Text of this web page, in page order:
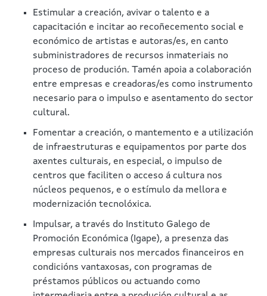
Estimular a creación, avivar o talento e a
capacitación e incitar ao recoñecemento social e
económico de artistas e autoras/es, en canto
subministradores de recursos inmateriais no
proceso de produción. Tamén apoia a colaboración
entre empresas e creadoras/es como instrumento
necesario para o impulso e asentamento do sector
cultural.
Fomentar a creación, o mantemento e a utilización
de infraestruturas e equipamentos por parte dos
axentes culturais, en especial, o impulso de
centros que faciliten o acceso á cultura nos
núcleos pequenos, e o estímulo da mellora e
modernización tecnolóxica.
Impulsar, a través do Instituto Galego de
Promoción Económica (Igape), a presenza das
empresas culturais nos mercados financeiros en
condicións vantaxosas, con programas de
préstamos públicos ou actuando como